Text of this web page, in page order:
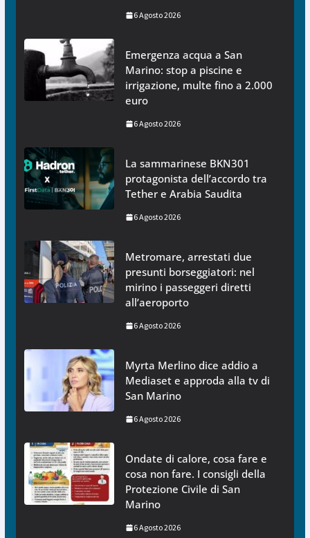
6 Agosto 2026
Emergenza acqua a San
Marino: stop a piscine e
irrigazione, multe fino a 2.000
euro
6 Agosto 2026
La sammarinese BKN301
protagonista dell’accordo tra
Tether e Arabia Saudita
6 Agosto 2026
Metromare, arrestati due
presunti borseggiatori: nel
mirino i passeggeri diretti
all’aeroporto
6 Agosto 2026
Myrta Merlino dice addio a
Mediaset e approda alla tv di
San Marino
6 Agosto 2026
Ondate di calore, cosa fare e
cosa non fare. I consigli della
Protezione Civile di San
Marino
6 Agosto 2026